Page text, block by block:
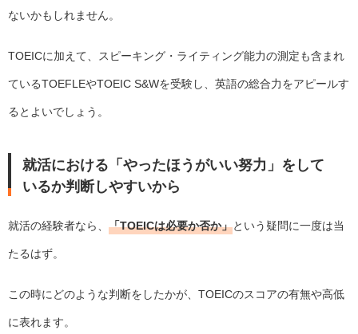
ないかもしれません。
TOEICに加えて、スピーキング・ライティング能力の測定も含まれ
ているTOEFLEやTOEIC S&Wを受験し、英語の総合力をアピールす
るとよいでしょう。
就活における「やったほうがいい努力」をして
いるか判断しやすいから
就活の経験者なら、 「TOEICは必要か否か」という疑問に一度は当
たるはず。
この時にどのような判断をしたかが、TOEICのスコアの有無や高低
に表れます。